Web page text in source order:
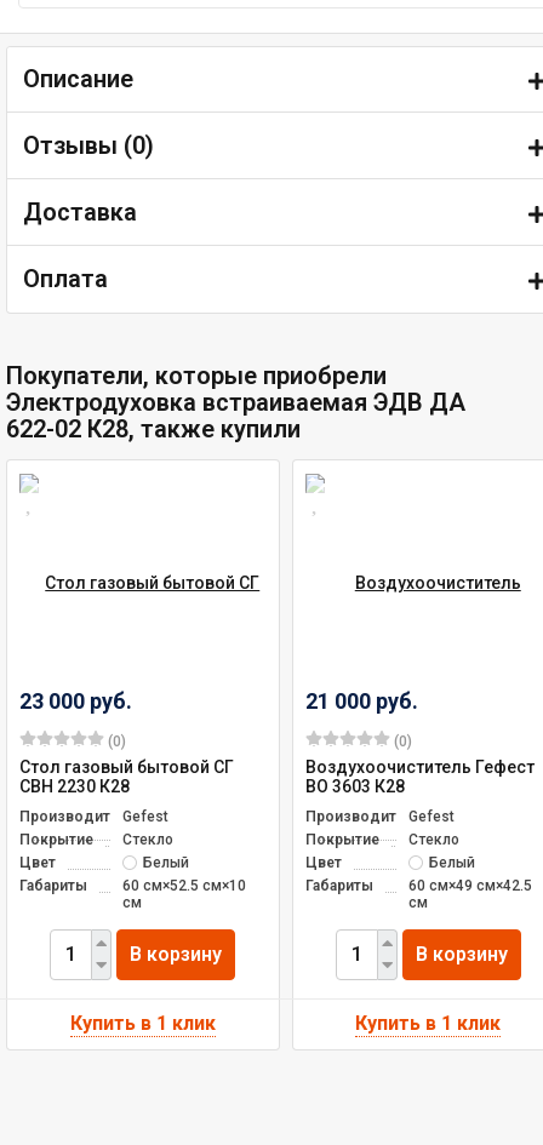
Описание
Отзывы (0)
Доставка
Оплата
Покупатели, которые приобрели
Электродуховка встраиваемая ЭДВ ДА
622-02 К28, также купили
23 000 руб.
(0)
Стол газовый бытовой СГ
СВН 2230 К28
ПроизводительGefest
Покрытие
Стекло
Цвет
Белый
Габариты
60 см×52.5 см×10
см
В корзину
21 000 руб.
(0)
Воздухоочиститель Гефест
ВО 3603 К28
ПроизводительGefest
Покрытие
Стекло
Цвет
Белый
Габариты
60 см×49 см×42.5
см
В корзину